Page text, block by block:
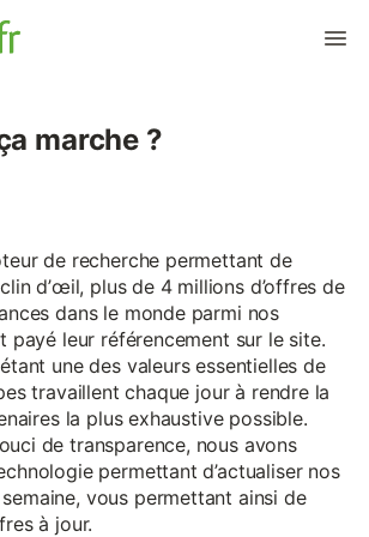
marche ?
de recherche permettant de
d’œil, plus de 4 millions d’offres de
dans le monde parmi nos
payé leur référencement sur le site.
une des valeurs essentielles de
travaillent chaque jour à rendre la
la plus exhaustive possible.
de transparence, nous avons
permettant d’actualiser nos
vous permettant ainsi de
à jour.